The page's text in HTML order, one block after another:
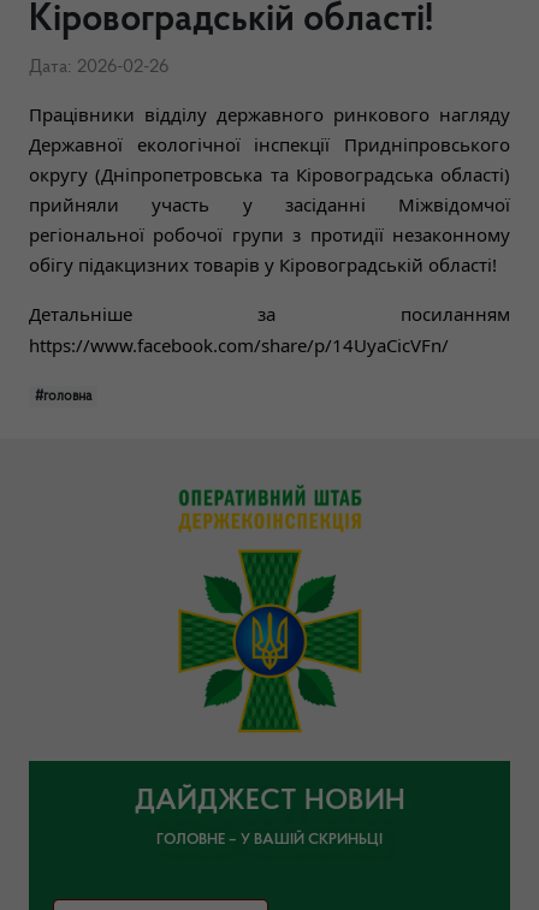
Кіровоградській області!
Дата: 2026-02-26
Працівники відділу державного ринкового нагляду
Державної екологічної інспекції Придніпровського
округу (Дніпропетровська та Кіровоградська області)
прийняли участь у засіданні Міжвідомчої
регіональної робочої групи з протидії незаконному
обігу підакцизних товарів у Кіровоградській області!
Детальніше за посиланням
https://www.facebook.com/share/p/14UyaCicVFn/
#головна
ДАЙДЖЕСТ НОВИН
ГОЛОВНЕ – У ВАШІЙ СКРИНЬЦІ